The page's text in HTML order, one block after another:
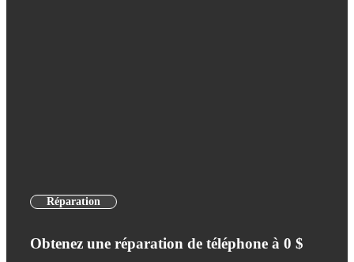
Réparation
Obtenez une réparation de téléphone à 0 $